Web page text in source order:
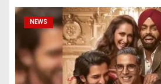
NEWS